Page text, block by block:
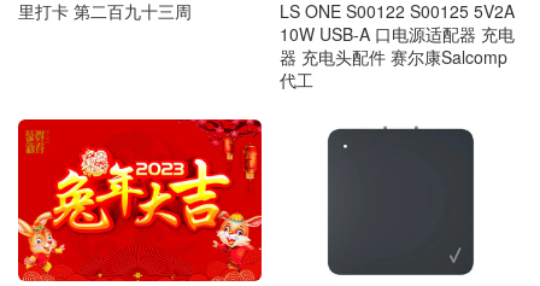
里打卡 第二百九十三周
LS ONE S00122 S00125 5V2A
10W USB-A 口电源适配器 充电
器 充电头配件 赛尔康Salcomp
代工